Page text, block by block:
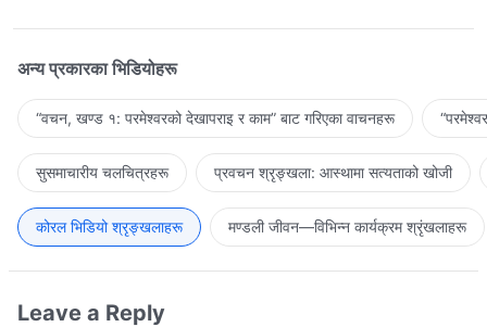
अन्य प्रकारका भिडियोहरू
“वचन, खण्ड १: परमेश्‍वरको देखापराइ र काम” बाट गरिएका वाचनहरू
सुसमाचारीय चलचित्रहरू प्रवचन श्रृङ्खला: आस्थामा सत्यताको खोजी
कोरल भिडियो श्रृङ्खलाहरू मण्डली जीवन—विभिन्‍न कार्यक्रम श्रृंखलाहरू
Leave a Reply